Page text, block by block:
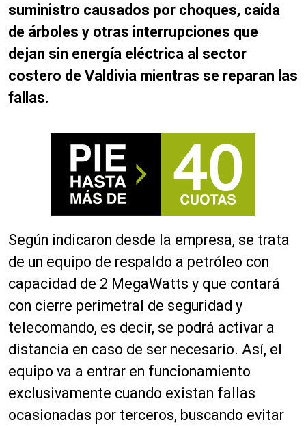
suministro causados por choques, caída
de árboles y otras interrupciones que
dejan sin energía eléctrica al sector
costero de Valdivia mientras se reparan las
fallas.
Según indicaron desde la empresa, se trata
de un equipo de respaldo a petróleo con
capacidad de 2 MegaWatts y que contará
con cierre perimetral de seguridad y
telecomando, es decir, se podrá activar a
distancia en caso de ser necesario. Así, el
equipo va a entrar en funcionamiento
exclusivamente cuando existan fallas
ocasionadas por terceros, buscando evitar